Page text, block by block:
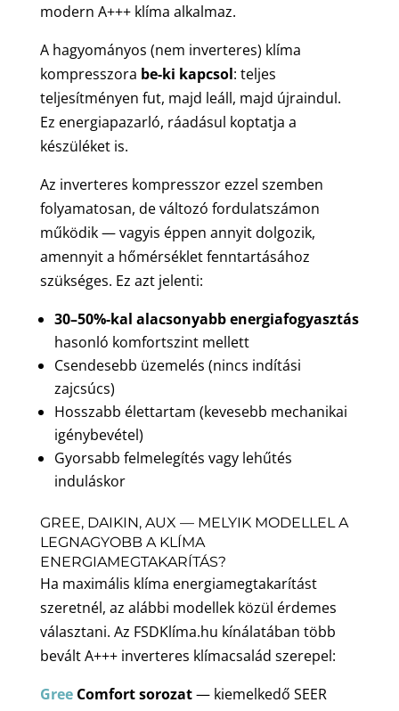
modern A+++ klíma alkalmaz.
A hagyományos (nem inverteres) klíma
kompresszora be-ki kapcsol: teljes
teljesítményen fut, majd leáll, majd újraindul.
Ez energiapazarló, ráadásul koptatja a
készüléket is.
Az inverteres kompresszor ezzel szemben
folyamatosan, de változó fordulatszámon
működik — vagyis éppen annyit dolgozik,
amennyit a hőmérséklet fenntartásához
szükséges. Ez azt jelenti:
30–50%-kal alacsonyabb energiafogyasztás
hasonló komfortszint mellett
Csendesebb üzemelés (nincs indítási
zajcsúcs)
Hosszabb élettartam (kevesebb mechanikai
igénybevétel)
Gyorsabb felmelegítés vagy lehűtés
induláskor
GREE, DAIKIN, AUX — MELYIK MODELLEL A
LEGNAGYOBB A KLÍMA
ENERGIAMEGTAKARÍTÁS?
Ha maximális klíma energiamegtakarítást
szeretnél, az alábbi modellek közül érdemes
választani. Az FSDKlíma.hu kínálatában több
bevált A+++ inverteres klímacsalád szerepel:
GreeComfort sorozat— kiemelkedő SEER